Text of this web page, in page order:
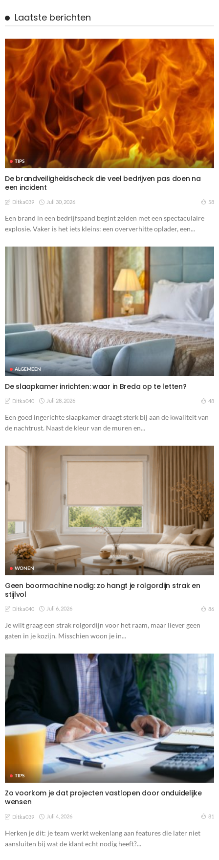
Laatste berichten
TIPS
De brandveiligheidscheck die veel bedrijven pas doen na
een incident
Ditka039 Juli 30, 2026 58
Een brand in een bedrijfspand begint zelden met een spectaculaire
explosie. Vaker is het iets kleins: een oververhitte oplader, een...
ALGEMEEN
De slaapkamer inrichten: waar in Breda op te letten?
Ditka040 Juli 28, 2026 48
Een goed ingerichte slaapkamer draagt sterk bij aan de kwaliteit van
de nachtrust. Naast de kleur van de muren en...
WONEN
Geen boormachine nodig: zo hangt je rolgordijn strak en
stijlvol
Ditka040 Juli 6, 2026 86
Je wilt graag een strak rolgordijn voor het raam, maar liever geen
gaten in je kozijn. Misschien woon je in...
TIPS
Zo voorkom je dat projecten vastlopen door onduidelijke
wensen
Ditka039 Juli 4, 2026 81
Herken je dit: je team werkt wekenlang aan features die later niet
aansluiten bij wat de klant echt nodig heeft?...